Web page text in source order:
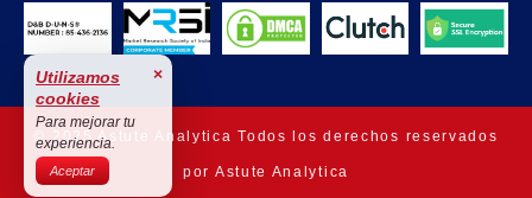
© 2025 Astute Analytica Todos los derechos reservados
por Astute Analytica
Utilizamos
cookies
×
Para mejorar tu
experiencia.
Aceptar